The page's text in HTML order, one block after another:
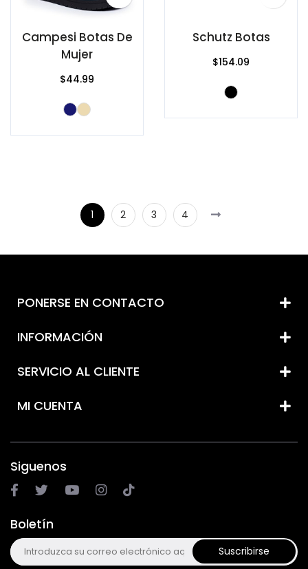
Campesi Botas De
Mujer
$44.99
Schutz Botas
$154.09
1 2 3 4
PONERSE EN CONTACTO
INFORMACIÓN
SERVICIO AL CLIENTE
MI CUENTA
Siguenos
Boletín
Suscribirse